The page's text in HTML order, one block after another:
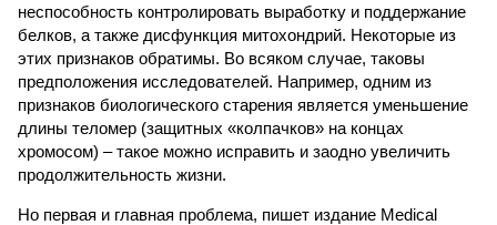
неспособность контролировать выработку и поддержание
белков, а также дисфункция митохондрий. Некоторые из
этих признаков обратимы. Во всяком случае, таковы
предположения исследователей. Например, одним из
признаков биологического старения является уменьшение
длины теломер (защитных «колпачков» на концах
хромосом) – такое можно исправить и заодно увеличить
продолжительность жизни.
Но первая и главная проблема, пишет издание Medical